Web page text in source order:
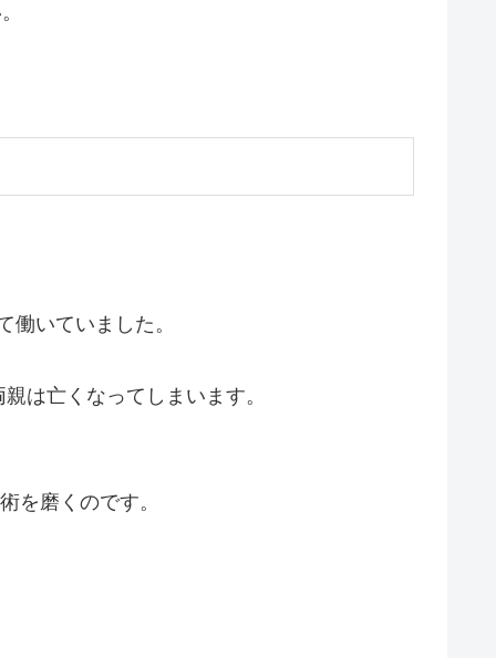
働いていました。
は亡くなってしまいます。
を磨くのです。